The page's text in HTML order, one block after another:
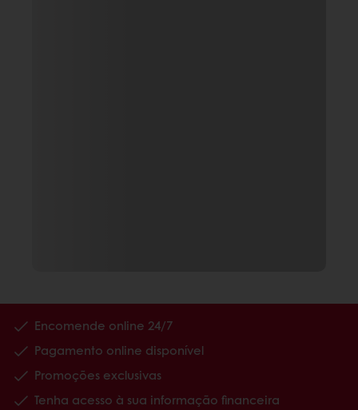
Encomende online 24/7
Pagamento online disponível
Promoções exclusivas
Tenha acesso à sua informação financeira